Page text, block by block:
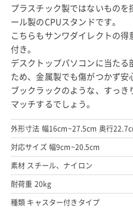
プラスチック製ではないもの
ール製のCPUスタンドです。
こちらもサンワダイレクトの
付き。
デスクトップパソコンに当た
ため、金属製でも傷がつかず安
ブックラックのような、すっ
マッチするでしょう。
外形寸法 幅16cm~27.5cm 奥行
対応サイズ 幅9cm~20.5cm
素材 スチール、ナイロン
耐荷重 20kg
種類 キャスター付きタイプ